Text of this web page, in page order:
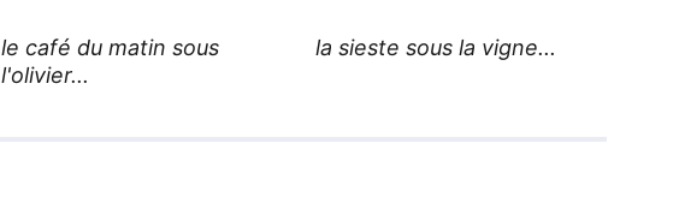
le café du matin sous
l'olivier...
la sieste sous la vigne...